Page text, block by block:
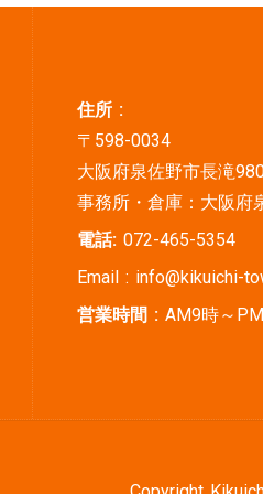
住所 :
〒598-0034
大阪府泉佐野市長滝
事務所・倉庫：大阪府
電話:072-465-5354
Email : info@kikuichi-
営業時間 :AM9時～